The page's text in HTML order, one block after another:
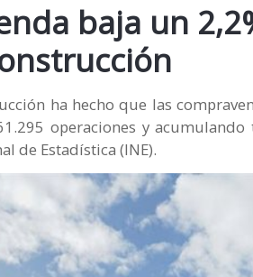
baja un
ha hecho que las
operaciones y acumulando
de Estadística (INE).